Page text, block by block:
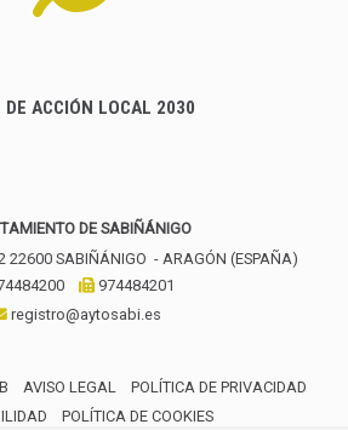
DE ACCIÓN LOCAL 2030
DE SABIÑÁNIGO
22600 SABIÑÁNIGO - ARAGÓN (ESPAÑA)
974484201
registro@aytosabi.es
AVISO LEGAL
POLÍTICA DE PRIVACIDAD
POLÍTICA DE COOKIES